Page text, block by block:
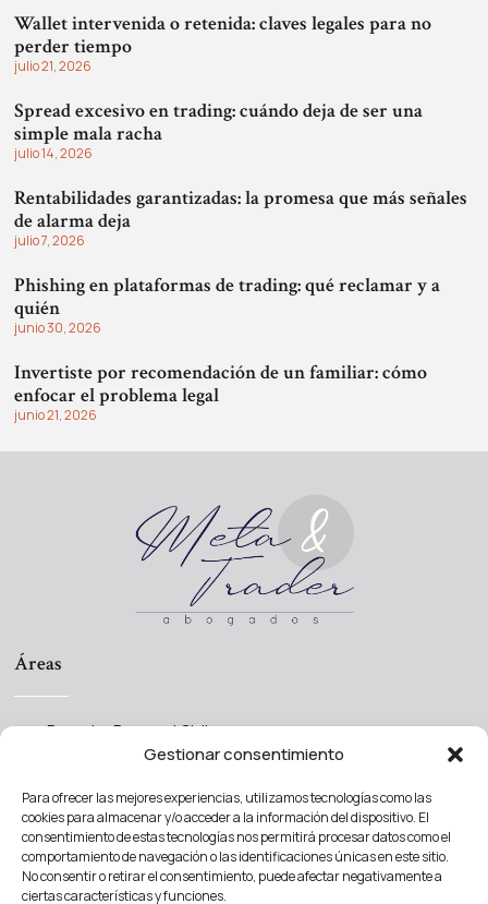
Gestionar consentimiento
Para ofrecer las mejores experiencias, utilizamos tecnologías como las
cookies para almacenar y/o acceder a la información del dispositivo. El
consentimiento de estas tecnologías nos permitirá procesar datos como el
comportamiento de navegación o las identificaciones únicas en este sitio.
No consentir o retirar el consentimiento, puede afectar negativamente a
ciertas características y funciones.
Wallet intervenida o retenida: claves legales para no
perder tiempo
julio 21, 2026
Spread excesivo en trading: cuándo deja de ser una
simple mala racha
julio 14, 2026
Rentabilidades garantizadas: la promesa que más señales
de alarma deja
julio 7, 2026
Phishing en plataformas de trading: qué reclamar y a
quién
junio 30, 2026
Invertiste por recomendación de un familiar: cómo
enfocar el problema legal
junio 21, 2026
Áreas
Derecho Procesal Civil
Derecho Societario
Derecho Concursal
Madrid